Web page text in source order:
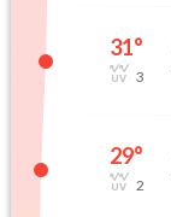
31°
3
29°
2